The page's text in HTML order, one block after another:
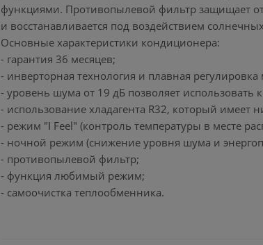
функциями. Противопылевой фильтр защищает
и восстанавливается под воздействием
Основные характеристики кондиционера:
- гарантия 36 месяцев;
- инверторная технология и плавная
- уровень шума от 19 дБ позволяет использовать
- использование хладагента R32, который имеет
- режим "I Feel" (контроль температуры в месте
- ночной режим (снижение уровня шума и
- противопылевой фильтр;
- функция любимый режим;
- самоочистка теплообменника.